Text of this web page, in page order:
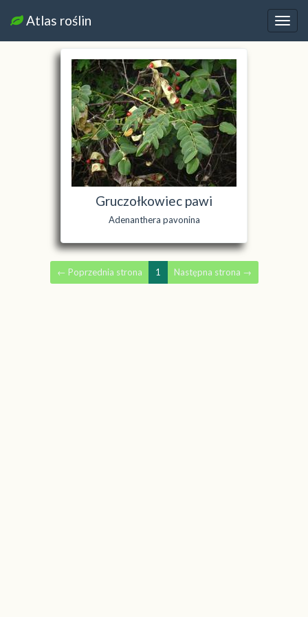
Atlas roślin
Gruczołkowiec pawi
Adenanthera pavonina
← Poprzednia strona 1 Następna strona →